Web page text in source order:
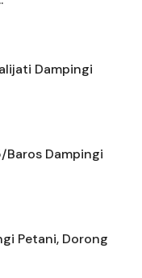
Dampingi
Dampingi
Petani, Dorong